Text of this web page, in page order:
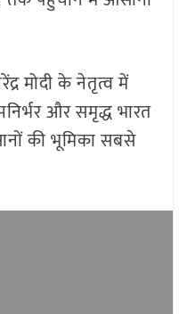
मोदी के नेतृत्व में
और समृद्ध भारत
की भूमिका सबसे